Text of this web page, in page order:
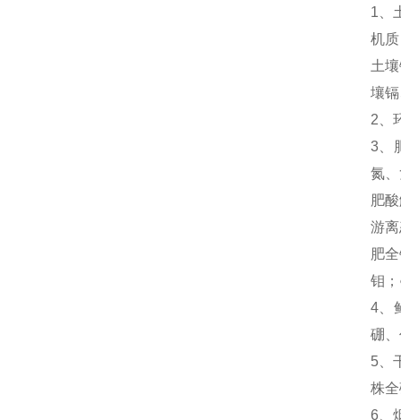
1、
机
土
壤
2、
3、
氮
肥
游
肥
钼
4、
硼
5、
株
6、